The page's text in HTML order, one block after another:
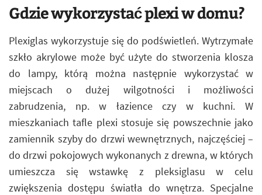
Gdzie wykorzystać plexi w domu?
Plexiglas wykorzystuje się do podświetleń. Wytrzymałe
szkło akrylowe może być użyte do stworzenia klosza
do lampy, którą można następnie wykorzystać w
miejscach o dużej wilgotności i możliwości
zabrudzenia, np. w łazience czy w kuchni. W
mieszkaniach tafle plexi stosuje się powszechnie jako
zamiennik szyby do drzwi wewnętrznych, najczęściej –
do drzwi pokojowych wykonanych z drewna, w których
umieszcza się wstawkę z pleksiglasu w celu
zwiększenia dostępu światła do wnętrza. Specjalne